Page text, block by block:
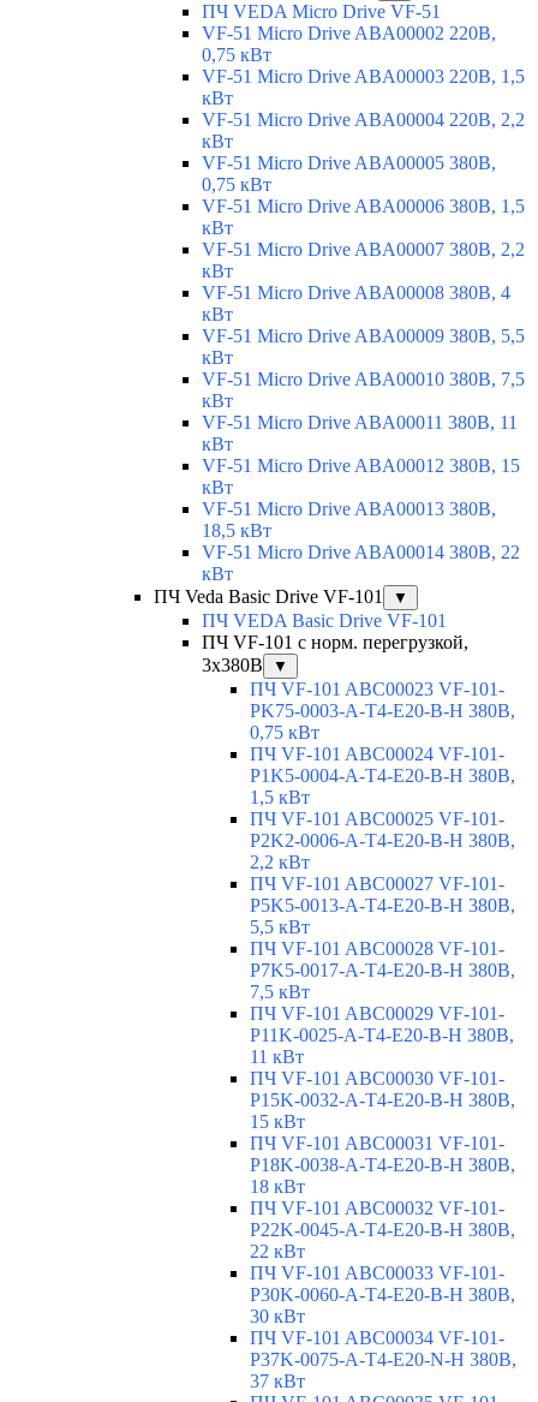
ПЧ VEDA Micro Drive VF-51
VF-51 Micro Drive ABA00002 220В,
0,75 кВт
VF-51 Micro Drive ABA00003 220В, 1,5
кВт
VF-51 Micro Drive ABA00004 220В, 2,2
кВт
VF-51 Micro Drive ABA00005 380В,
0,75 кВт
VF-51 Micro Drive ABA00006 380В, 1,5
кВт
VF-51 Micro Drive ABA00007 380В, 2,2
кВт
VF-51 Micro Drive ABA00008 380В, 4
кВт
VF-51 Micro Drive ABA00009 380В, 5,5
кВт
VF-51 Micro Drive ABA00010 380В, 7,5
кВт
VF-51 Micro Drive ABA00011 380В, 11
кВт
VF-51 Micro Drive ABA00012 380В, 15
кВт
VF-51 Micro Drive ABA00013 380В,
18,5 кВт
VF-51 Micro Drive ABA00014 380В, 22
кВт
ПЧ Veda Basic Drive VF-101
▼
ПЧ VEDA Basic Drive VF-101
ПЧ VF-101 с норм. перегрузкой,
3х380В
▼
ПЧ VF-101 ABC00023 VF-101-
PK75-0003-A-T4-E20-B-H 380В,
0,75 кВт
ПЧ VF-101 ABC00024 VF-101-
P1K5-0004-A-T4-E20-B-H 380В,
1,5 кВт
ПЧ VF-101 ABC00025 VF-101-
P2K2-0006-A-T4-E20-B-H 380В,
2,2 кВт
ПЧ VF-101 ABC00027 VF-101-
P5K5-0013-A-T4-E20-B-H 380В,
5,5 кВт
ПЧ VF-101 ABC00028 VF-101-
P7K5-0017-A-T4-E20-B-H 380В,
7,5 кВт
ПЧ VF-101 ABC00029 VF-101-
P11K-0025-A-T4-E20-B-H 380В,
11 кВт
ПЧ VF-101 ABC00030 VF-101-
P15K-0032-A-T4-E20-B-H 380В,
15 кВт
ПЧ VF-101 ABC00031 VF-101-
P18K-0038-A-T4-E20-B-H 380В,
18 кВт
ПЧ VF-101 ABC00032 VF-101-
P22K-0045-A-T4-E20-B-H 380В,
22 кВт
ПЧ VF-101 ABC00033 VF-101-
P30K-0060-A-T4-E20-B-H 380В,
30 кВт
ПЧ VF-101 ABC00034 VF-101-
P37K-0075-A-T4-E20-N-H 380В,
37 кВт